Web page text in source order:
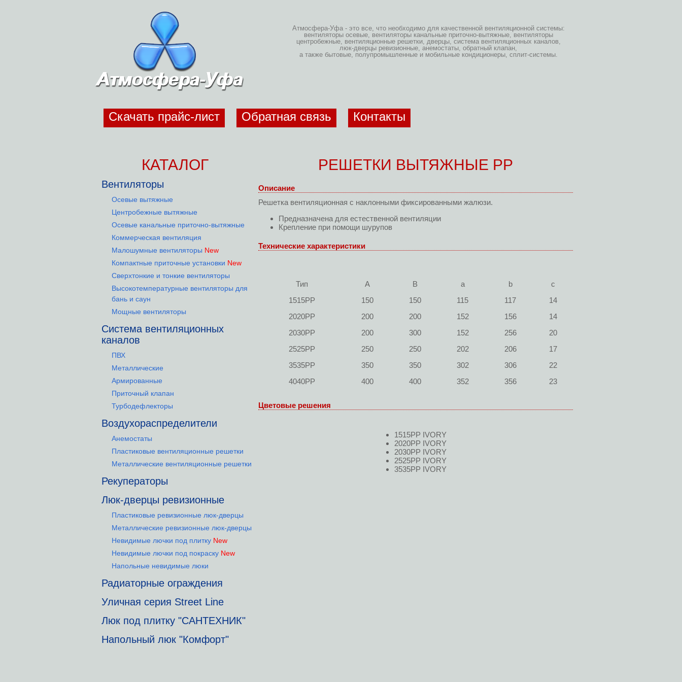
Атмосфера-Уфа - это все, что необходимо для качественной вентиляционной системы:
вентиляторы осевые, вентиляторы канальные приточно-вытяжные, вентиляторы
центробежные, вентиляционные решетки, дверцы, система вентиляционных каналов,
люк-дверцы ревизионные, анемостаты, обратный клапан,
а также бытовые, полупромышленные и мобильные кондиционеры, сплит-системы.
Скачать прайс-лист Обратная связь Контакты
КАТАЛОГ
Вентиляторы
Осевые вытяжные
Центробежные вытяжные
Осевые канальные приточно-вытяжные
Коммерческая вентиляция
Малошумные вентиляторы New
Компактные приточные установки New
Сверхтонкие и тонкие вентиляторы
Высокотемпературные вентиляторы для
бань и саун
Мощные вентиляторы
Система вентиляционных
каналов
ПВХ
Металлические
Армированные
Приточный клапан
Турбодефлекторы
Воздухораспределители
Анемостаты
Пластиковые вентиляционные решетки
Металлические вентиляционные решетки
Рекуператоры
Люк-дверцы ревизионные
Пластиковые ревизионные люк-дверцы
Металлические ревизионные люк-дверцы
Невидимые лючки под плитку New
Невидимые лючки под покраску New
Напольные невидимые люки
Радиаторные ограждения
Уличная серия Street Line
Люк под плитку "САНТЕХНИК"
Напольный люк "Комфорт"
РЕШЕТКИ ВЫТЯЖНЫЕ РР
Описание
Решетка вентиляционная с наклонными фиксированными жалюзи.
Предназначена для естественной вентиляции
Крепление при помощи шурупов
Технические характеристики
Тип A B a b
c
1515РР
150 150 115 117
14
2020РР
200 200 152 156
14
2030РР
200 300 152 256
20
2525РР
250 250 202 206
17
3535РР
350 350 302 306
22
4040РР
400 400 352 356 23
Цветовые решения
1515РР IVORY
2020РР IVORY
2030РР IVORY
2525РР IVORY
3535РР IVORY